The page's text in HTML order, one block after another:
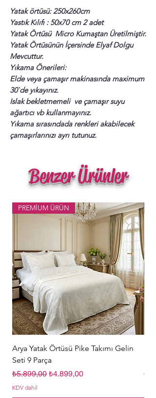
Yatak örtüsü: 250x260cm
Yastık Kılıfı : 50x70 cm 2 adet
Yatak Örtüsü Micro Kumaştan Üretilmiştir.
Yatak Örtüsünün İçersinde Elyaf Dolgu
Mevcuttur.
Yıkama Önerileri:
Elde veya çamaşır makinasında maximum
30`de yıkayınız.
Islak bekletmemeli ve çamaşır suyu
ağartıcı vb kullanmayınız.
Yıkama sırasındada renkleri akabilecek
çamaşırlarınızı ayrı tutunuz.
Benzer Ürünler
PREMİUM ÜRÜN
Arya Yatak Örtüsü Pike Takımı Gelin
Seti 9 Parça
Normal Fiyat
₺5.899,00 İndirimli Fiyat
₺4.899,00
KDV dahil